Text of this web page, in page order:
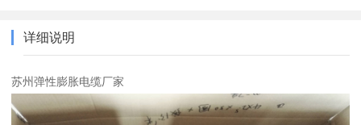
详细说明
苏州弹性膨胀电缆厂家